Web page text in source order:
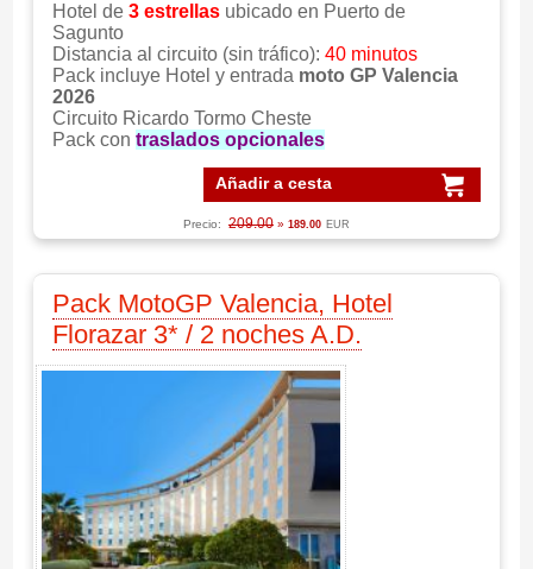
Hotel de 3 estrellasubicado en Puerto de
Sagunto
Distancia al circuito (sin tráfico): 40 minutos
Pack incluye Hotel y entrada moto GP Valencia
2026
Circuito Ricardo Tormo Cheste
Pack con traslados opcionales
Añadir a cesta
Precio: 209.00 » 189.00 EUR
Pack MotoGP Valencia, Hotel
Florazar 3* / 2 noches A.D.